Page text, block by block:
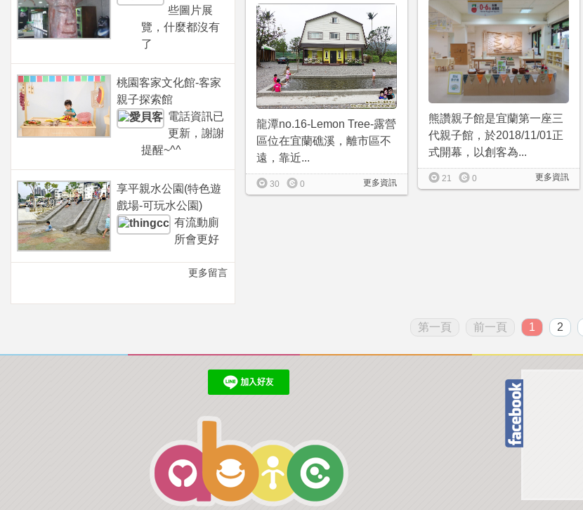
些圖片展
覽，什麼都沒有
了
桃園客家文化館-客家
親子探索館
電話資訊已
更新，謝謝
提醒~^^
享平親水公園(特色遊
戲場-可玩水公園)
有流動廁
所會更好
更多留言
龍潭no.16-Lemon Tree-露營
區位在宜蘭礁溪，離市區不
遠，靠近...
更多資訊
30 0
熊讚親子館是宜蘭第一座三
代親子館，於2018/11/01正
式開幕，以創客為...
更多資訊
21 0
第一頁 前一頁 1 2